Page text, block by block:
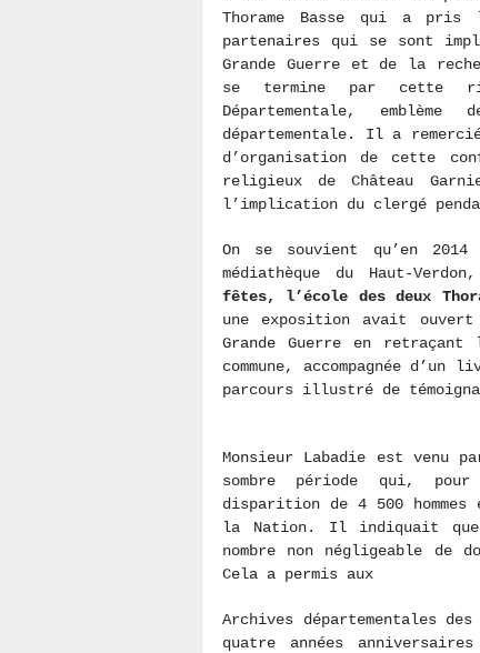
Thorame Basse qui a
partenaires qui se sont
Grande Guerre et de la
se termine par cette
Départementale,
départementale. Il a
d’organisation de cette
religieux de Château
l’implication du clergé
On se souvient qu’en
médiathèque du Haut-
fêtes, l’école des deux
une exposition avait
Grande Guerre en
commune, accompagnée
parcours illustré de
Monsieur Labadie est venu
sombre période qui,
disparition de 4 500
la Nation. Il indiquait que
nombre non négligeable
Cela a permis aux
Archives départementales
quatre années